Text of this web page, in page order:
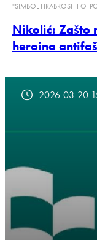
"SIMBOL HRABROSTI I
Nikolić: Zašto
heroina
2026-03-20